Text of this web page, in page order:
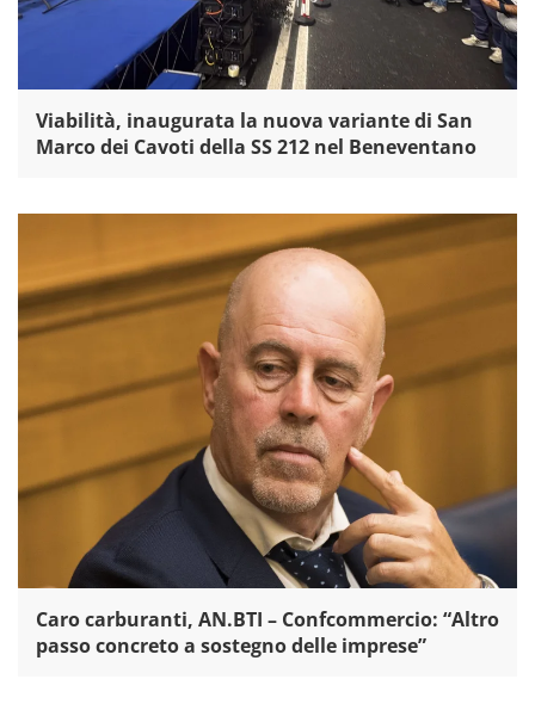
Viabilità, inaugurata la nuova variante di San
Marco dei Cavoti della SS 212 nel Beneventano
Caro carburanti, AN.BTI – Confcommercio: “Altro
passo concreto a sostegno delle imprese”